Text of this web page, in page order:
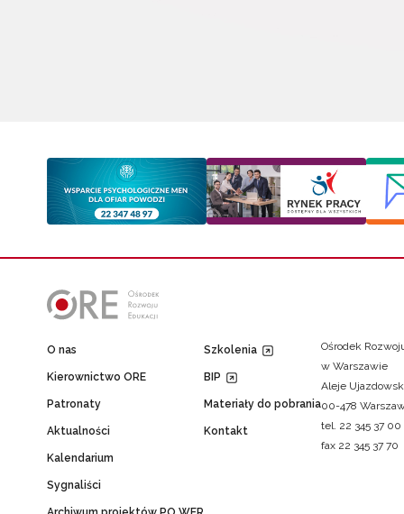
O nas
Kierownictwo ORE
Patronaty
Aktualności
Kalendarium
Sygnaliści
Szkolenia
BIP
Materiały do pobrania
Kontakt
Ośrodek
w Warszawie
Aleje
00-478
tel. 22 345 37 00
fax 22 345 37 70